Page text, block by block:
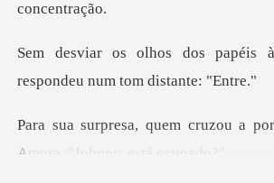
Histórico
éis
respon
ou a
Am